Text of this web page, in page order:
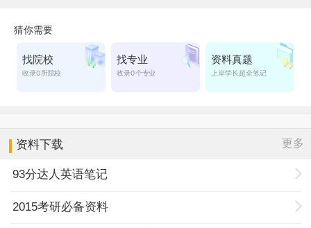
资料下载 更多
93分达人英语笔记
2015考研必备资料